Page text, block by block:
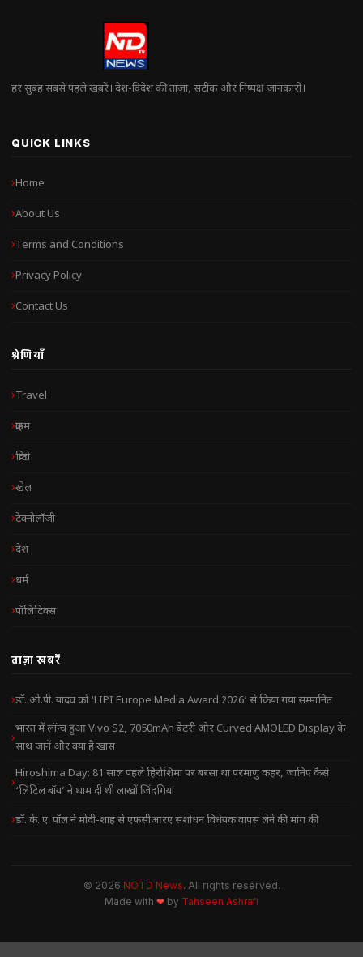
हर सुबह सबसे पहले खबरें। देश-विदेश की ताज़ा, सटीक और निष्पक्ष जानकारी।
QUICK LINKS
Home
About Us
Terms and Conditions
Privacy Policy
Contact Us
श्रेणियाँ
Travel
क्राइम
क्रिप्टो
खेल
टेक्नोलॉजी
देश
धर्म
पॉलिटिक्स
ताज़ा खबरें
डॉ. ओ.पी. यादव को ‘LIPI Europe Media Award 2026’ से किया गया सम्मानित
भारत में लॉन्च हुआ Vivo S2, 7050mAh बैटरी और Curved AMOLED Display के
साथ जानें और क्या है खास
Hiroshima Day: 81 साल पहले हिरोशिमा पर बरसा था परमाणु कहर, जानिए कैसे
‘लिटिल बॉय’ ने थाम दी थी लाखों जिंदगियां
डॉ. के. ए. पॉल ने मोदी-शाह से एफसीआरए संशोधन विधेयक वापस लेने की मांग की
© 2026 NOTD News. All rights reserved.
Made with ❤ by Tahseen Ashrafi